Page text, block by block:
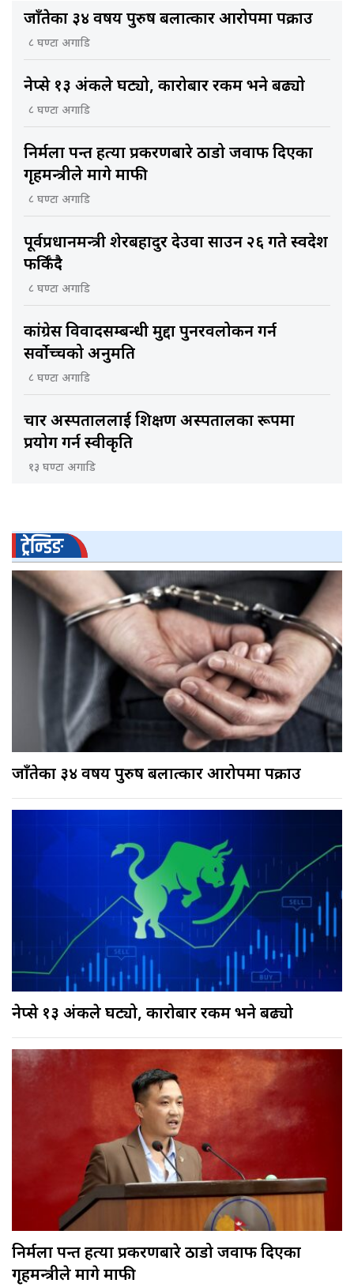
जाँतेका ३४ वर्षीय पुरुष बलात्कार आरोपमा पक्राउ
८ घण्टा अगाडि
नेप्से १३ अंकले घट्यो, कारोबार रकम भने बढ्यो
८ घण्टा अगाडि
निर्मला पन्त हत्या प्रकरणबारे ठाडो जवाफ दिएका
गृहमन्त्रीले मागे माफी
८ घण्टा अगाडि
पूर्वप्रधानमन्त्री शेरबहादुर देउवा साउन २६ गते स्वदेश
फर्किँदै
८ घण्टा अगाडि
कांग्रेस विवादसम्बन्धी मुद्दा पुनरवलोकन गर्न
सर्वोच्चको अनुमति
८ घण्टा अगाडि
चार अस्पताललाई शिक्षण अस्पतालका रूपमा
प्रयोग गर्न स्वीकृति
१३ घण्टा अगाडि
ट्रेन्डिङ
जाँतेका ३४ वर्षीय पुरुष बलात्कार आरोपमा पक्राउ
नेप्से १३ अंकले घट्यो, कारोबार रकम भने बढ्यो
निर्मला पन्त हत्या प्रकरणबारे ठाडो जवाफ दिएका
गृहमन्त्रीले मागे माफी